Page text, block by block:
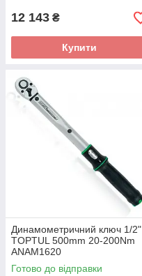
12 143 ₴
Купити
Динамометричний ключ 1/2"
TOPTUL 500mm 20-200Nm
ANAM1620
Готово до відправки